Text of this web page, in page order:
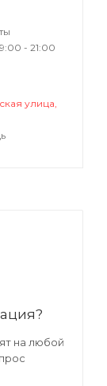
- 21:00
улица,
на любой